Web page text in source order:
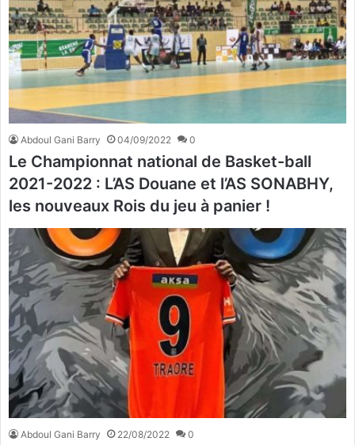
Abdoul Gani Barry 04/09/2022 0
Le Championnat national de Basket-ball
2021-2022 : L’AS Douane et l’AS SONABHY,
les nouveaux Rois du jeu à panier !
Abdoul Gani Barry 22/08/2022 0